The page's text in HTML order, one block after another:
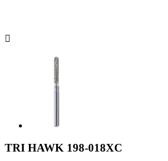

TRI HAWK 198-018XC